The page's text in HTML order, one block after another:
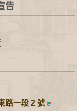
告
路一段 2 號